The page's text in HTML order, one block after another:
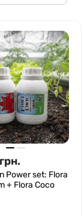
грн.
Power set: Flora
+ Flora Coco